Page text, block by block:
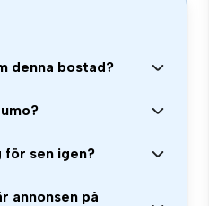
denna bostad?
för sen igen?
annonsen på